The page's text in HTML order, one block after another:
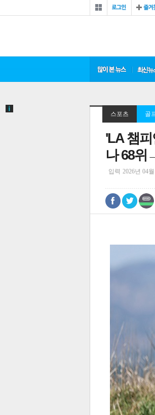
스포츠 골
'LA 챔
나 68위
입력 2026년 04
0